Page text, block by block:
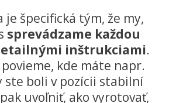
je špecifická tým, že my,
sprevádzame každou
inštrukciami.
kde máte napr.
ste boli v pozícii stabilní
uvoľniť, ako vyrotovať,